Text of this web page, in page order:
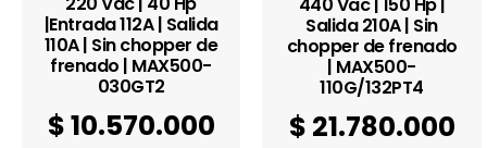
|Entrada 112A | Salida
110A | Sin chopper de
frenado | MAX500-
030GT2
$10.570.000
440 Vac | 150 Hp |
Salida 210A | Sin
chopper de frenado
| MAX500-
110G/132PT4
$ 21.780.000